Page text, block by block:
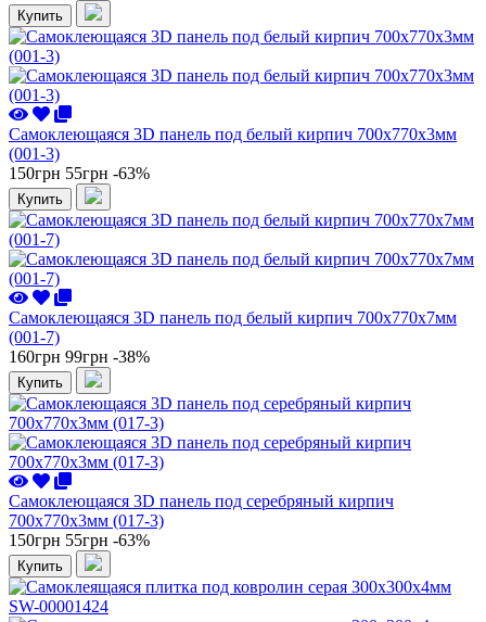
Купить
Самоклеющаяся 3D панель под белый кирпич 700x770x3мм
(001-3)
150грн 55грн -63%
Купить
Самоклеющаяся 3D панель под белый кирпич 700x770x7мм
(001-7)
160грн 99грн -38%
Купить
Самоклеющаяся 3D панель под серебряный кирпич
700x770x3мм (017-3)
150грн 55грн -63%
Купить